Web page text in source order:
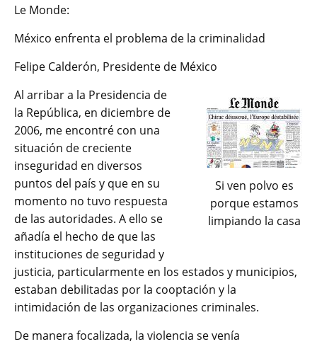
Le Monde:
México enfrenta el problema de la criminalidad
Felipe Calderón, Presidente de México
Si ven polvo es
porque estamos
limpiando la casa
Al arribar a la Presidencia de
la República, en diciembre de
2006, me encontré con una
situación de creciente
inseguridad en diversos
puntos del país y que en su
momento no tuvo respuesta
de las autoridades. A ello se
añadía el hecho de que las
instituciones de seguridad y
justicia, particularmente en los estados y municipios,
estaban debilitadas por la cooptación y la
intimidación de las organizaciones criminales.
De manera focalizada, la violencia se venía